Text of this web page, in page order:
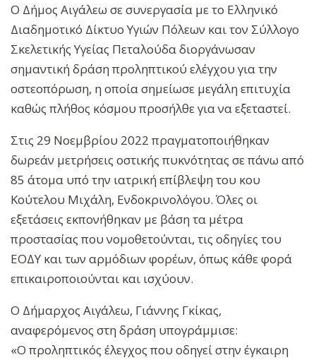
Ο Δήμος Αιγάλεω σε συνεργασία με το Ελληνικό
Διαδημοτικό Δίκτυο Υγιών Πόλεων και τον Σύλλογο
Σκελετικής Υγείας Πεταλούδα διοργάνωσαν
σημαντική δράση προληπτικού ελέγχου για την
οστεοπόρωση, η οποία σημείωσε μεγάλη επιτυχία
καθώς πλήθος κόσμου προσήλθε για να εξεταστεί.
Στις 29 Νοεμβρίου 2022 πραγματοποιήθηκαν
δωρεάν μετρήσεις οστικής πυκνότητας σε πάνω από
85 άτομα υπό την ιατρική επίβλεψη του κου
Κούτελου Μιχάλη, Ενδοκρινολόγου. Όλες οι
εξετάσεις εκπονήθηκαν με βάση τα μέτρα
προστασίας που νομοθετούνται, τις οδηγίες του
ΕΟΔΥ και των αρμόδιων φορέων, όπως κάθε φορά
επικαιροποιούνται και ισχύουν.
Ο Δήμαρχος Αιγάλεω, Γιάννης Γκίκας,
αναφερόμενος στη δράση υπογράμμισε:
«Ο προληπτικός έλεγχος που οδηγεί στην έγκαιρη